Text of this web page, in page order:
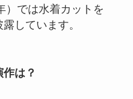
）では水着カットを
しています。
は？